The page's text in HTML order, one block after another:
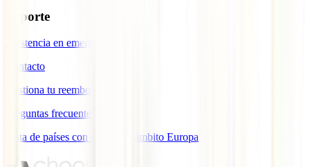
Soporte
Asistencia en emergencias
Contacto
Gestiona tu reembolso
Preguntas frecuentes
Lista de países con cobertura ámbito Europa